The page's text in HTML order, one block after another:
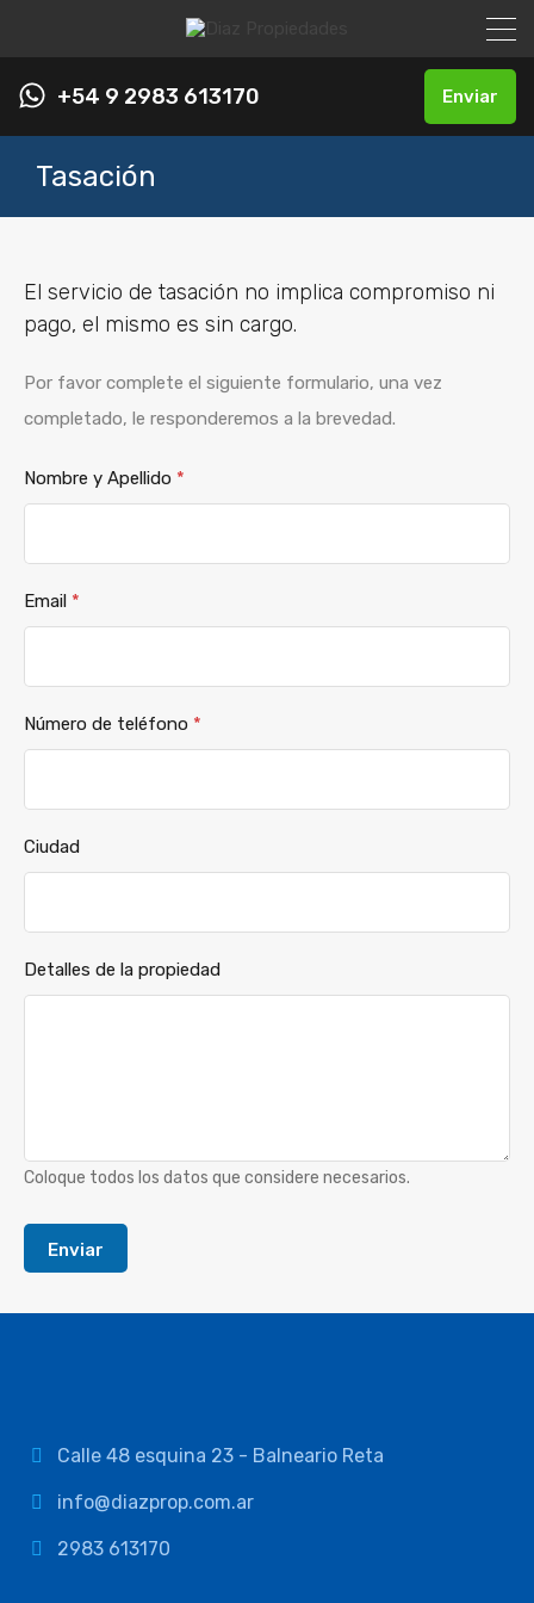
+54 9 2983 613170 Enviar
Tasación
El servicio de tasación no implica compromiso ni
pago, el mismo es sin cargo.
Por favor complete el siguiente formulario, una vez
completado, le responderemos a la brevedad.
Nombre y Apellido *
Email *
Número de teléfono *
Ciudad
Detalles de la propiedad
Coloque todos los datos que considere necesarios.
Enviar
Calle 48 esquina 23 - Balneario Reta
info@diazprop.com.ar
2983 613170